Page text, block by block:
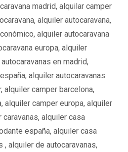
madrid, alquilar camper
, alquiler autocaravana,
, alquiler autocaravana
europa, alquiler
en madrid,
, alquiler autocaravanas
, alquiler camper barcelona,
, alquiler camper europa, alquiler
caravanas, alquiler casa
españa, alquiler casa
, alquiler de autocaravanas,